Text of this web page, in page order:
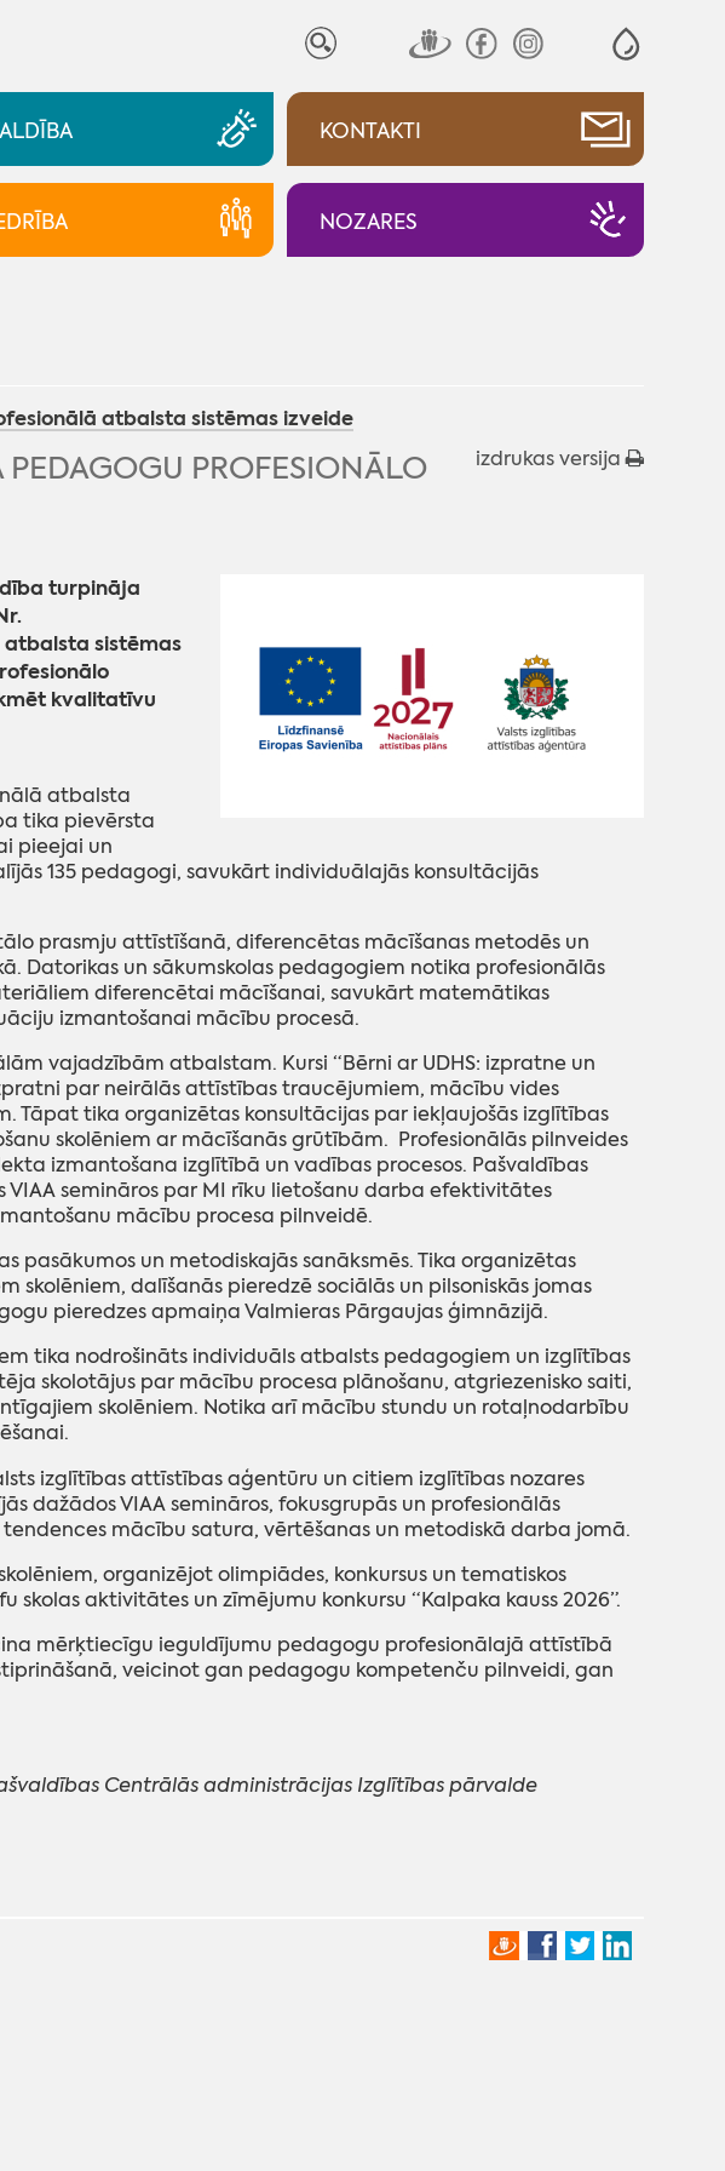
KONTAKTI
NOZARES
atbalsta sistēmas izveide
izdrukas versija
PROFESIONĀLO
turpināja
sistēmas
kvalitatīvu
atbalsta
tika pievērsta
pieejai un
135 pedagogi, savukārt individuālajās konsultācijās
prasmju attīstīšanā, diferencētas mācīšanas metodēs un
Datorikas un sākumskolas pedagogiem notika profesionālās
diferencētai mācīšanai, savukārt matemātikas
izmantošanai mācību procesā.
vajadzībām atbalstam. Kursi “Bērni ar UDHS: izpratne un
par neirālās attīstības traucējumiem, mācību vides
tika organizētas konsultācijas par iekļaujošās izglītības
skolēniem ar mācīšanās grūtībām. Profesionālās pilnveides
izmantošana izglītībā un vadības procesos. Pašvaldības
semināros par MI rīku lietošanu darba efektivitātes
mācību procesa pilnveidē.
pasākumos un metodiskajās sanāksmēs. Tika organizētas
dalīšanās pieredzē sociālās un pilsoniskās jomas
pieredzes apmaiņa Valmieras Pārgaujas ģimnāzijā.
tika nodrošināts individuāls atbalsts pedagogiem un izglītības
skolotājus par mācību procesa plānošanu, atgriezenisko saiti,
skolēniem. Notika arī mācību stundu un rotaļnodarbību
izglītības attīstības aģentūru un citiem izglītības nozares
dažādos VIAA semināros, fokusgrupās un profesionālās
mācību satura, vērtēšanas un metodiskā darba jomā.
organizējot olimpiādes, konkursus un tematiskos
aktivitātes un zīmējumu konkursu “Kalpaka kauss 2026”.
mērķtiecīgu ieguldījumu pedagogu profesionālajā attīstībā
veicinot gan pedagogu kompetenču pilnveidi, gan
Centrālās administrācijas Izglītības pārvalde